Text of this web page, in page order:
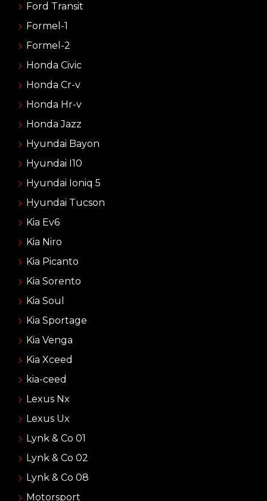
Ford Transit
Formel-1
Formel-2
Honda Civic
Honda Cr-v
Honda Hr-v
Honda Jazz
Hyundai Bayon
Hyundai I10
Hyundai Ioniq 5
Hyundai Tucson
Kia Ev6
Kia Niro
Kia Picanto
Kia Sorento
Kia Soul
Kia Sportage
Kia Venga
Kia Xceed
kia-ceed
Lexus Nx
Lexus Ux
Lynk & Co 01
Lynk & Co 02
Lynk & Co 08
Motorsport